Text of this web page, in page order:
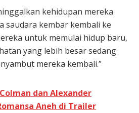
kehidupan mereka
saudara kembar kembali ke
untuk memulai hidup baru,
yang lebih besar sedang
mereka kembali.”
dan Alexander
Aneh di Trailer